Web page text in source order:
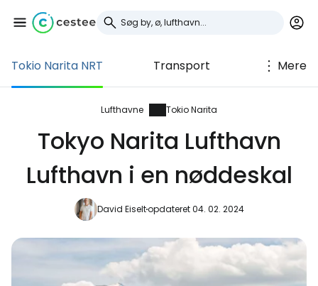
Tokio Narita NRT Transport Mere
Lufthavne Tokio Narita
Tokyo Narita Lufthavn
Lufthavn i en nøddeskal
David Eiseltopdateret 04. 02. 2024
Log ind på Cestee
... det verdensomspændende
Fortsæt med Google